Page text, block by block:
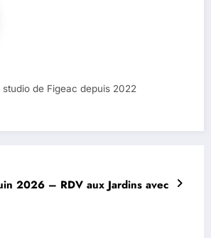
de Figeac depuis 2022
2026 – RDV aux Jardins avec